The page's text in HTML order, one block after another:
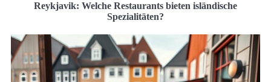
Reykjavik: Welche Restaurants bieten isländische
Spezialitäten?